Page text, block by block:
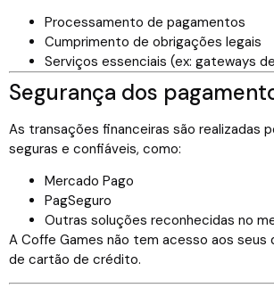
Processamento de pagamentos
Cumprimento de obrigações legais
Serviços essenciais (ex: gateways
Segurança dos
As transações financeiras são realizadas
seguras e confiáveis, como:
Mercado Pago
PagSeguro
Outras soluções reconhecidas no
A Coffe Games não tem acesso aos seus
de cartão de crédito.